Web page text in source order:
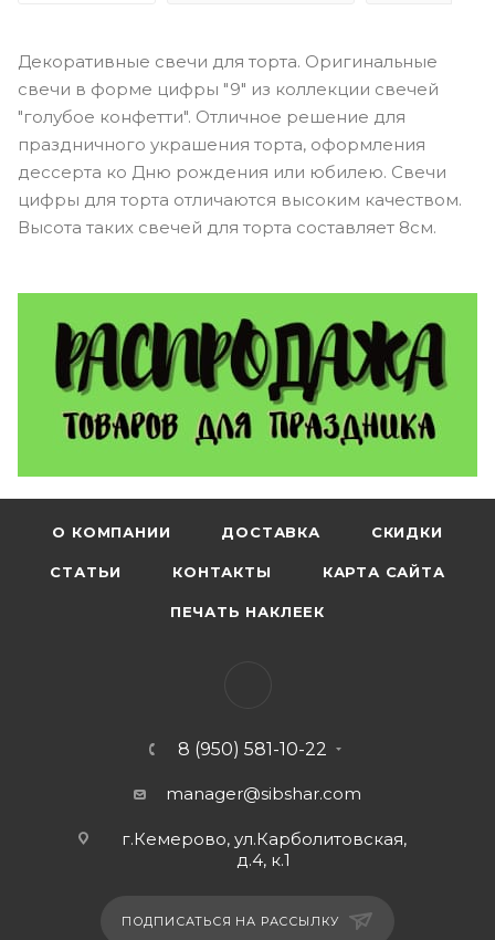
Декоративные свечи для торта. Оригинальные
свечи в форме цифры "9" из коллекции свечей
"голубое конфетти". Отличное решение для
праздничного украшения торта, оформления
дессерта ко Дню рождения или юбилею. Свечи
цифры для торта отличаются высоким качеством.
Высота таких свечей для торта составляет 8см.
О КОМПАНИИ ДОСТАВКА СКИДКИ
СТАТЬИ КОНТАКТЫ КАРТА САЙТА
ПЕЧАТЬ НАКЛЕЕК
8 (950) 581-10-22
manager@sibshar.com
г.Кемерово, ул.Карболитовская,
д.4, к.1
ПОДПИСАТЬСЯ НА РАССЫЛКУ